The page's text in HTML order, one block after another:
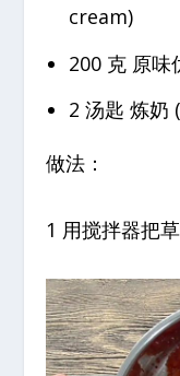
cream)
200 克 原味
2 汤匙 炼
做法：
1 用搅拌器把